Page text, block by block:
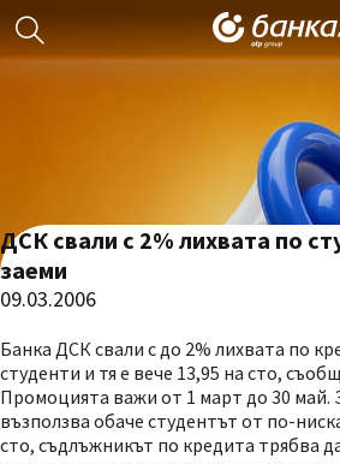
ДСК свали с 2% лихвата по
заеми
09.03.2006
Банка ДСК свали с до 2% лихвата по
студенти и тя е вече 13,95 на сто,
Промоцията важи от 1 март до 30 май.
възползва обаче студентът от по-
сто, съдлъжникът по кредита трябва